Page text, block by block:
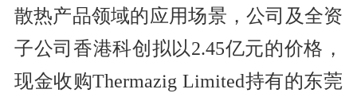
散热产品领域的应用场景，公司及全资
子公司香港科创拟以2.45亿元的价格，
现金收购Thermazig Limited持有的东莞